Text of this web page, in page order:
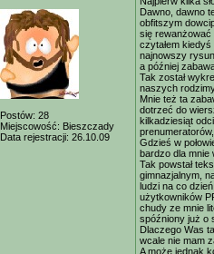
Postów: 28
Miejscowość: Bieszczady
Data rejestracji: 26.10.09
Dawno, dawno
obfitszym
się rewanżować
czytałem
najnowszy
a później
Tak został
naszych
Mnie też ta
dotrzeć do
kilkadziesiąt
Gdzieś w
bardzo dla mnie
Tak powstał
gimnazjalnym,
ludzi na co
użytkowników
chudy ze mnie
spóźniony już o
Dlaczego Was
wcale nie mam
A może jednak